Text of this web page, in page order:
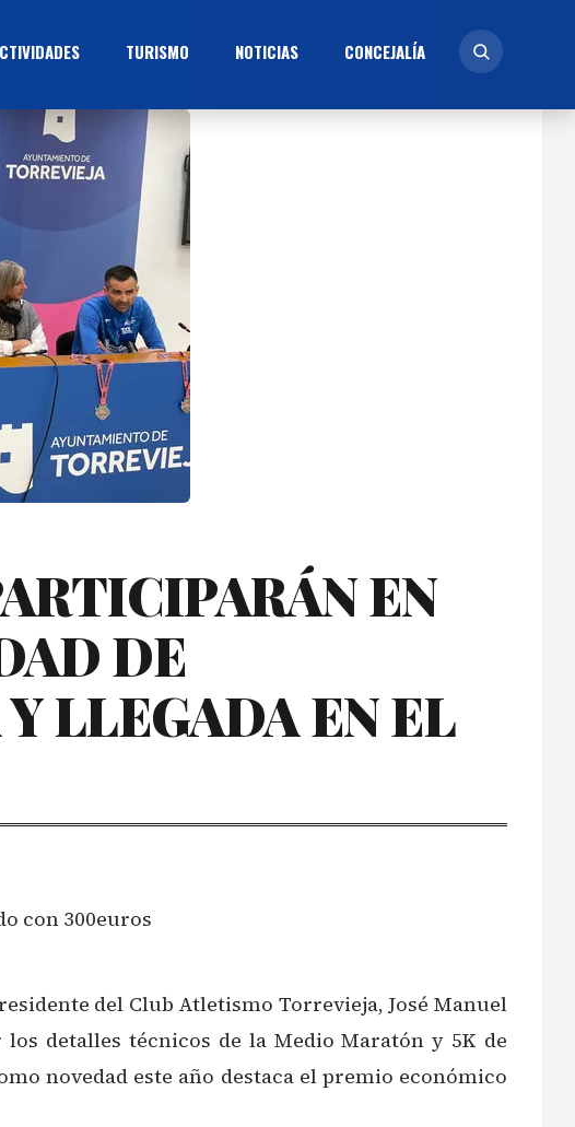
TURISMO NOTICIAS CONCEJALÍ­A
EN
DE
LLEGADA EN EL
con 300euros
del Club Atletismo Torrevieja, José Manuel
detalles técnicos de la Medio Maratón y 5K de
novedad este año destaca el premio económico